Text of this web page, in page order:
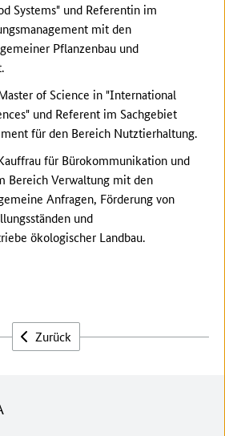
Systems" und Referentin im
mit den
Pflanzenbau und
of Science in "International
und Referent im Sachgebiet
für den Bereich Nutztierhaltung.
für Bürokommunikation und
Bereich Verwaltung mit den
Anfragen, Förderung von
und
ökologischer Landbau.
Zurück